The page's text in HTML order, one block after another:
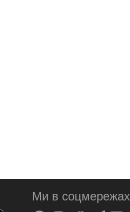
Ми в соцмережах